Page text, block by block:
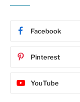
Facebook
Pinterest
YouTube